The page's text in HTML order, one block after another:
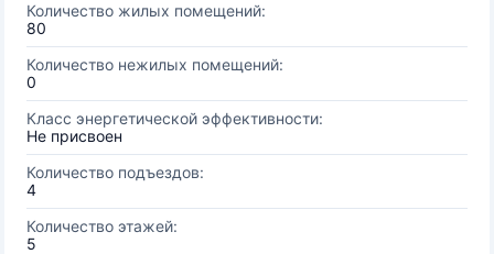
Количество жилых помещений:
80
Количество нежилых помещений:
0
Класс энергетической эффективности:
Не присвоен
Количество подъездов:
4
Количество этажей:
5